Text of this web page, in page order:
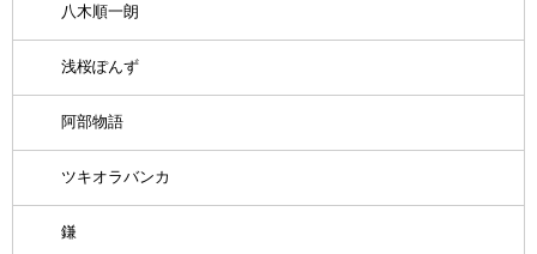
八木順一朗
浅桜ぽんず
阿部物語
ツキオラバンカ
鎌